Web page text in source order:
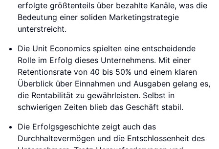
erfolgte größtenteils über bezahlte Kanäle, was die
Bedeutung einer soliden Marketingstrategie
unterstreicht.
Die Unit Economics spielten eine entscheidende
Rolle im Erfolg dieses Unternehmens. Mit einer
Retentionsrate von 40 bis 50% und einem klaren
Überblick über Einnahmen und Ausgaben gelang es,
die Rentabilität zu gewährleisten. Selbst in
schwierigen Zeiten blieb das Geschäft stabil.
Die Erfolgsgeschichte zeigt auch das
Durchhaltevermögen und die Entschlossenheit des